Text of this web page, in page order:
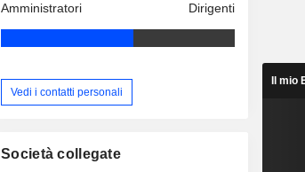
Amministratori Dirigenti
Vedi i contatti personali
Società collegate
Il mio